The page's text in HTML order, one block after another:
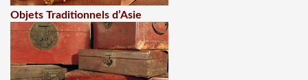
Objets Traditionnels d’Asie